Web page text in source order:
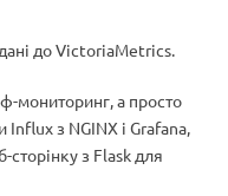
до VictoriaMetrics.
мониторинг, а просто
Influx з NGINX і Grafana,
сторінку з Flask для